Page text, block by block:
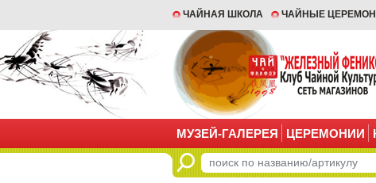
ЧАЙНАЯ ШКОЛА ЧАЙНЫЕ
МУЗЕЙ-ГАЛЕРЕЯ ЦЕРЕМОНИИ